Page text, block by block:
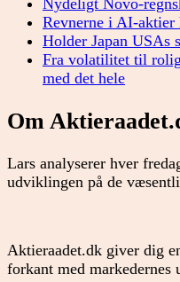
Revnerne i AI-aktier
Holder Japan USAs
Fra volatilitet til
med det hele
Om
Lars analyserer hver
udviklingen på de
Aktieraadet.dk giver dig
forkant med markedernes